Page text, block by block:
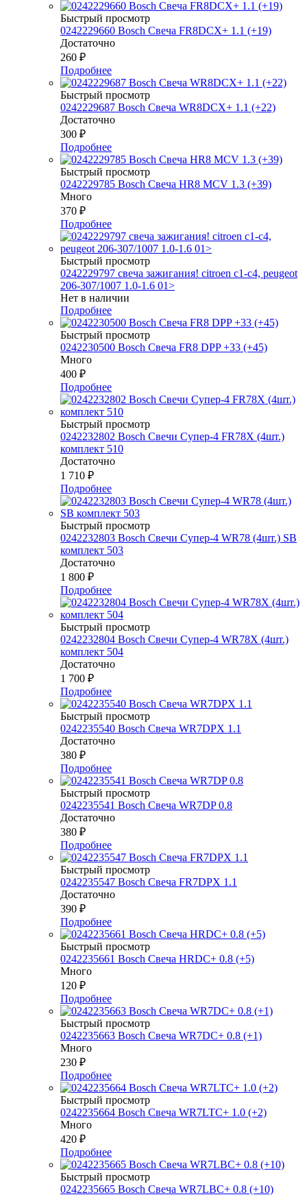
Быстрый просмотр
0242229660 Bosch Свеча FR8DCX+ 1.1 (+19)
Достаточно
260 ₽
Подробнее
Быстрый просмотр
0242229687 Bosch Свеча WR8DCX+ 1.1 (+22)
Достаточно
300 ₽
Подробнее
Быстрый просмотр
0242229785 Bosch Свеча HR8 MCV 1.3 (+39)
Много
370 ₽
Подробнее
Быстрый просмотр
0242229797 свеча зажигания! citroen c1-c4, peugeot
206-307/1007 1.0-1.6 01>
Нет в наличии
Подробнее
Быстрый просмотр
0242230500 Bosch Свеча FR8 DPP +33 (+45)
Много
400 ₽
Подробнее
Быстрый просмотр
0242232802 Bosch Свечи Супер-4 FR78Х (4шт.)
комплект 510
Достаточно
1 710 ₽
Подробнее
Быстрый просмотр
0242232803 Bosch Свечи Супер-4 WR78 (4шт.) SB
комплект 503
Достаточно
1 800 ₽
Подробнее
Быстрый просмотр
0242232804 Bosch Свечи Супер-4 WR78Х (4шт.)
комплект 504
Достаточно
1 700 ₽
Подробнее
Быстрый просмотр
0242235540 Bosch Свеча WR7DPX 1.1
Достаточно
380 ₽
Подробнее
Быстрый просмотр
0242235541 Bosch Свеча WR7DP 0.8
Достаточно
380 ₽
Подробнее
Быстрый просмотр
0242235547 Bosch Свеча FR7DPX 1.1
Достаточно
390 ₽
Подробнее
Быстрый просмотр
0242235661 Bosch Свеча HRDC+ 0.8 (+5)
Много
120 ₽
Подробнее
Быстрый просмотр
0242235663 Bosch Свеча WR7DC+ 0.8 (+1)
Много
230 ₽
Подробнее
Быстрый просмотр
0242235664 Bosch Свеча WR7LTC+ 1.0 (+2)
Много
420 ₽
Подробнее
Быстрый просмотр
0242235665 Bosch Свеча WR7LBC+ 0.8 (+10)